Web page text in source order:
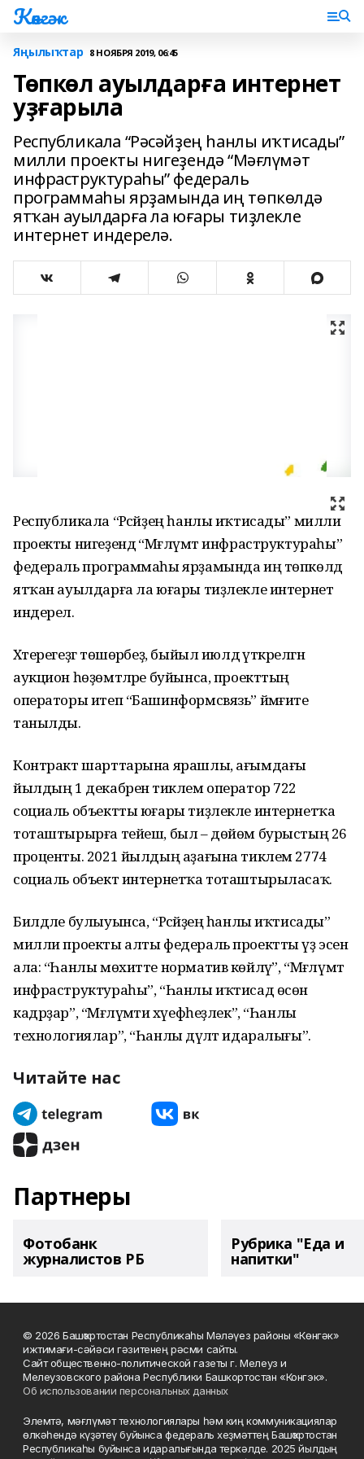
Көнгәк
Яңылыҡтар 8 НОЯБРЯ 2019, 06:45
Төпкөл ауылдарға интернет
уҙғарыла
Республикала “Рәсәйҙең һанлы иҡтисады”
милли проекты нигеҙендә “Мәғлүмәт
инфраструктураһы” федераль
программаһы ярҙамында иң төпкөлдә
ятҡан ауылдарға ла юғары тиҙлекле
интернет индерелә.
Республикала “Рәсәйҙең һанлы иҡтисады” милли
проекты нигеҙендә “Мәғлүмәт инфраструктураһы”
федераль программаһы ярҙамында иң төпкөлдә
ятҡан ауылдарға ла юғары тиҙлекле интернет
индерелә.
Хәтерегеҙгә төшөрәбеҙ, быйыл июлдә үткәрелгән
аукцион һөҙөмтәләре буйынса, проекттың
операторы итеп “Башинформсвязь” йәмғиәте
танылды.
Контракт шарттарына ярашлы, ағымдағы
йылдың 1 декабренә тиклем оператор 722
социаль объектты юғары тиҙлекле интернетҡа
тоташтырырға тейеш, был – дөйөм бурыстың 26
проценты. 2021 йылдың аҙағына тиклем 2774
социаль объект интернетҡа тоташтырыласаҡ.
Билдәле булыуынса, “Рәсәйҙең һанлы иҡтисады”
милли проекты алты федераль проектты үҙ эсенә
ала: “Һанлы мөхитте норматив көйләү”, “Мәғлүмәт
инфраструктураһы”, “Һанлы иҡтисад өсөн
кадрҙар”, “Мәғлүмәти хәүефһеҙлек”, “Һанлы
технологиялар”, “Һанлы дәүләт идаралығы”.
Читайте нас
Партнеры
Фотобанк
журналистов РБ
Рубрика "Еда и
напитки"
© 2026 Башҡортостан Республикаһы Мәләүез районы «Көнгәк»
ижтимағи-сәйәси гәзитенең рәсми сайты.
Сайт общественно-политической газеты г. Мелеуз и
Мелеузовского района Республики Башкортостан «Конгэк».
Об использовании персональных данных
Элемтә, мәғлүмәт технологиялары һәм киң коммуникациялар
өлкәһендә күҙәтеү буйынса федераль хеҙмәттең Башҡортостан
Республикаһы буйынса идаралығында теркәлде. 2025 йылдың